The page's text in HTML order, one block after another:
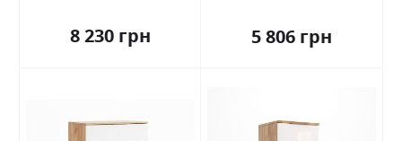
8 230 грн 5 806 грн